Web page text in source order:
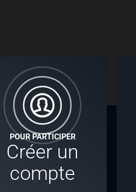
POUR PARTICIPER
Créer un
compte